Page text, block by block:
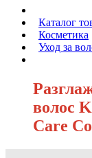
Каталог
Косметика
Уход за
волос
Care